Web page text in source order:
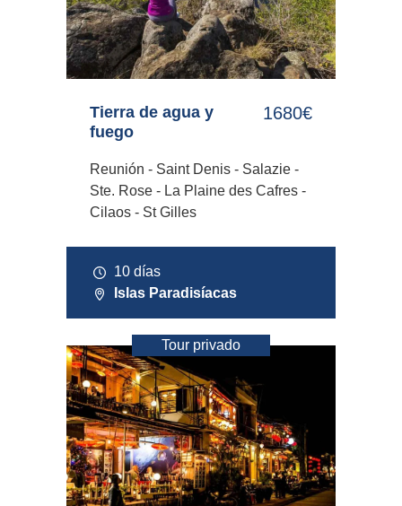
Tierra de agua y
fuego
1680€
Reunión - Saint Denis - Salazie -
Ste. Rose - La Plaine des Cafres -
Cilaos - St Gilles
10 días
Islas Paradisíacas
Tour privado